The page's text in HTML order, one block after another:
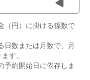
（円）に掛ける係数で
日数または月数で、月
す。
予約開始日に依存しま